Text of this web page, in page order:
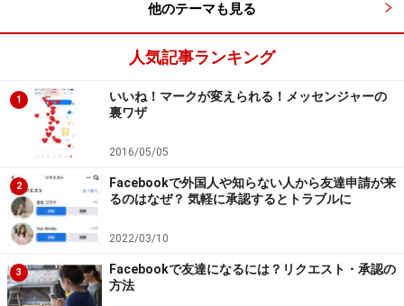
他のテーマも見る
人気記事ランキング
1
いいね！マークが変えられる！メッセンジャーの
裏ワザ
2016/05/05
2
Facebookで外国人や知らない人から友達申請が来
るのはなぜ？ 気軽に承認するとトラブルに
2022/03/10
3
Facebookで友達になるには？リクエスト・承認の
方法